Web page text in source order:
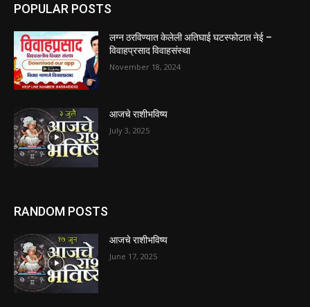
POPULAR POSTS
लग्न ठरविण्यात केलेली अतिघाई घटस्फोटात नेई –
विवाहप्रसाद विवाहसंस्था
November 18, 2024
आजचे राशीभविष्य
July 3, 2025
RANDOM POSTS
आजचे राशीभविष्य
June 17, 2025